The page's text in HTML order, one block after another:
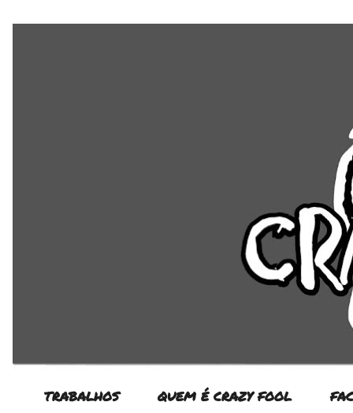
TRABALHOS QUEM É CRAZY FOOL